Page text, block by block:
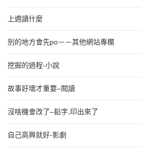
上週讀什麼
別的地方會先po－－其他網站專欄
挖掘的過程-小說
故事好壞才重要–閱讀
沒啥機會改了–鉛字,印出來了
自己高興就好-影劇